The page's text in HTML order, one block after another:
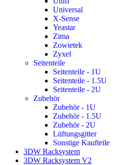
Universal
X-Sense
Yeastar
Zima
Zowietek
Zyxel
Seitenteile
Seitenteile - 1U
Seitenteile - 1.5U
Seitenteile - 2U
Zubehör
Zubehör - 1U
Zubehör - 1.5U
Zubehör - 2U
Lüftungsgitter
Sonstige Kaufteile
3DW Racksystem
3DW Racksystem V2